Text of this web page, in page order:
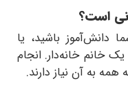
است؟
دانش‌آموز باشید، یا
خانم خانه‌دار. انجام
به آن نیاز دارند.